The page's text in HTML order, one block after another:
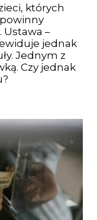
których
–
jednak
Jednym z
Czy jednak